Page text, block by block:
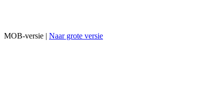
MOB-versie | Naar grote versie